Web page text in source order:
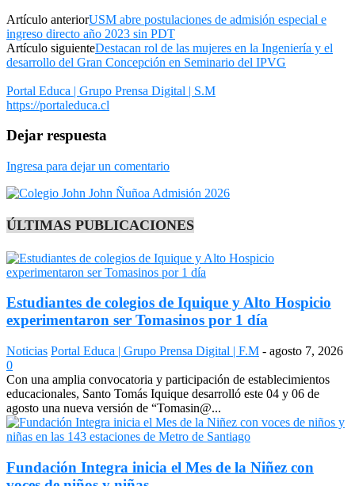
Artículo anteriorUSM abre postulaciones de admisión especial e
ingreso directo año 2023 sin PDT
Artículo siguienteDestacan rol de las mujeres en la Ingeniería y el
desarrollo del Gran Concepción en Seminario del IPVG
Portal Educa | Grupo Prensa Digital | S.M
https://portaleduca.cl
Dejar respuesta
Ingresa para dejar un comentario
ÚLTIMAS PUBLICACIONES
Estudiantes de colegios de Iquique y Alto Hospicio
experimentaron ser Tomasinos por 1 día
Noticias Portal Educa | Grupo Prensa Digital | F.M - agosto 7, 2026
0
Con una amplia convocatoria y participación de establecimientos
educacionales, Santo Tomás Iquique desarrolló este 04 y 06 de
agosto una nueva versión de “Tomasin@...
Fundación Integra inicia el Mes de la Niñez con